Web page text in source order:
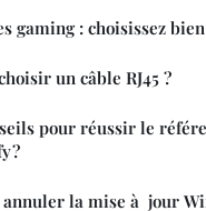
gaming : choisissez
un câble RJ45 ?
pour réussir le
?
la mise à jour